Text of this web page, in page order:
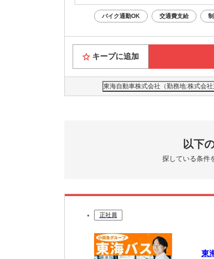
バイク通勤OK 交通費支給
キープに追加
東海自動車株式会社（勤務地:株式会
以下
探している条件
正社員
東